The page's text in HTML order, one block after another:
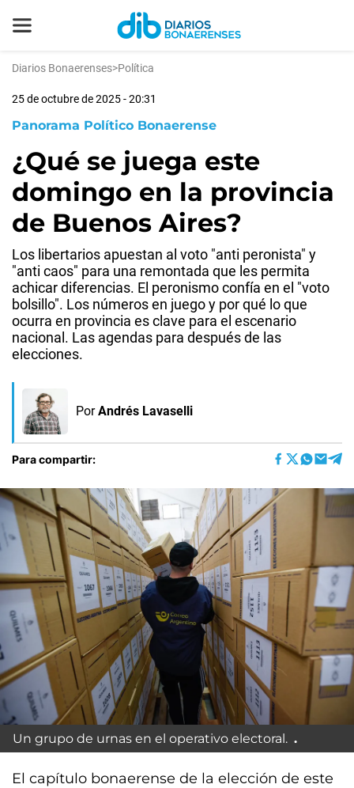
Diarios Bonaerenses>Política
25 de octubre de 2025 - 20:31
Panorama Político Bonaerense
¿Qué se juega este
domingo en la provincia
de Buenos Aires?
Los libertarios apuestan al voto "anti peronista" y
"anti caos" para una remontada que les permita
achicar diferencias. El peronismo confía en el "voto
bolsillo". Los números en juego y por qué lo que
ocurra en provincia es clave para el escenario
nacional. Las agendas para después de las
elecciones.
Por Andrés Lavaselli
Para compartir:
Un grupo de urnas en el operativo electoral.
El capítulo bonaerense de la elección de este